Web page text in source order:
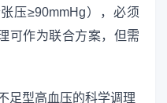
压≥90mmHg），必须
可作为联合方案，但需